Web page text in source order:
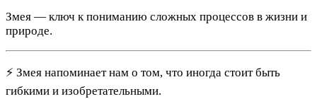
Змея — ключ к пониманию сложных процессов в жизни и
природе.
⚡ Змея напоминает нам о том, что иногда стоит быть
гибкими и изобретательными.